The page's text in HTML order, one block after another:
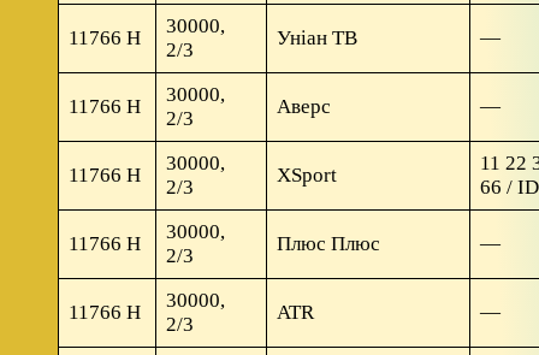
11766 H
30000,
2/3
Уніан ТВ —
11766 H
30000,
2/3
Аверс —
11766 H
30000,
2/3
XSport
11 22
66 /
11766 H
30000,
2/3
Плюс Плюс —
11766 H
30000,
2/3
ATR —